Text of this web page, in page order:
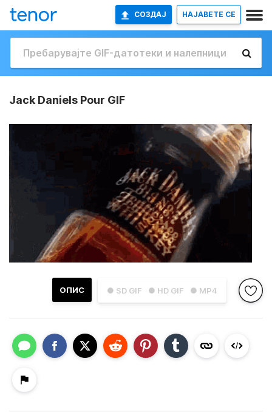
СОЗДАЈ НАЈАВETE СЕ
Jack Daniels Pour GIF
● SD GIF ● HD GIF ● MP4
ОПИС